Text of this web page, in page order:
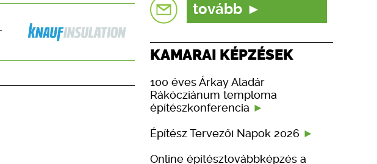
tovább
KAMARAI KÉPZÉSEK
100 éves Árkay Aladár
Rákócziánum temploma
építészkonferencia
Építész Tervezői Napok 2026
Online építésztovábbképzés a